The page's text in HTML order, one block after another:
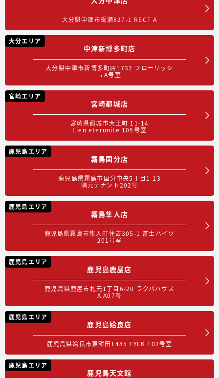
大分県中津市蛎瀬827-1 RECT A
大分エリア
中津新博多町店
大分県中津市新博多町店1732 フローリッシ
ュA号室
宮崎エリア
宮崎都城店
宮崎県都城市大王町 11-14
Lien eterunite 105号室
鹿児島エリア
霧島国分店
鹿児島県霧島市国分中央5丁目1-13
隅元テナント202号
鹿児島エリア
霧島隼人店
鹿児島県霧島市隼人町住吉305-1 富士ハイツ
201号室
鹿児島エリア
鹿児島鹿屋店
鹿児島県鹿屋市札元1丁目6-20 ラクパハウス
A A07号
鹿児島エリア
鹿児島姶良店
鹿児島県姶良市東餅田1485 TYFK 102号室
鹿児島エリア
鹿児島天文館